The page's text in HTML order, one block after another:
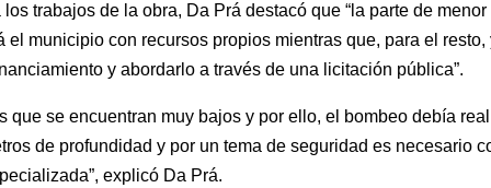
los trabajos de la obra, Da Prá destacó que “la parte de
el municipio con recursos propios mientras que, para el resto,
y abordarlo a través de una licitación pública”.
que se encuentran muy bajos y por ello, el bombeo debía
de profundidad y por un tema de seguridad es necesario
explicó Da Prá.